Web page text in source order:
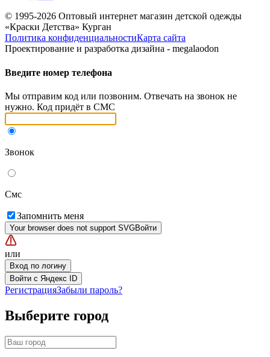
© 1995-2026 Оптовый интернет магазин детской одежды
«Краски Детства» Курган
Политика конфиденциальностиКарта сайта
Проектирование и разработка дизайна - megalaodon
Введите номер телефона
Мы отправим код или позвоним. Отвечать на звонок не
нужно. Код придёт в СМС
Звонок
Смс
Запомнить меня
Your browser does not support SVGВойти
или
Вход по логину
Войти с Яндекс ID
РегистрацияЗабыли пароль?
Выберите город